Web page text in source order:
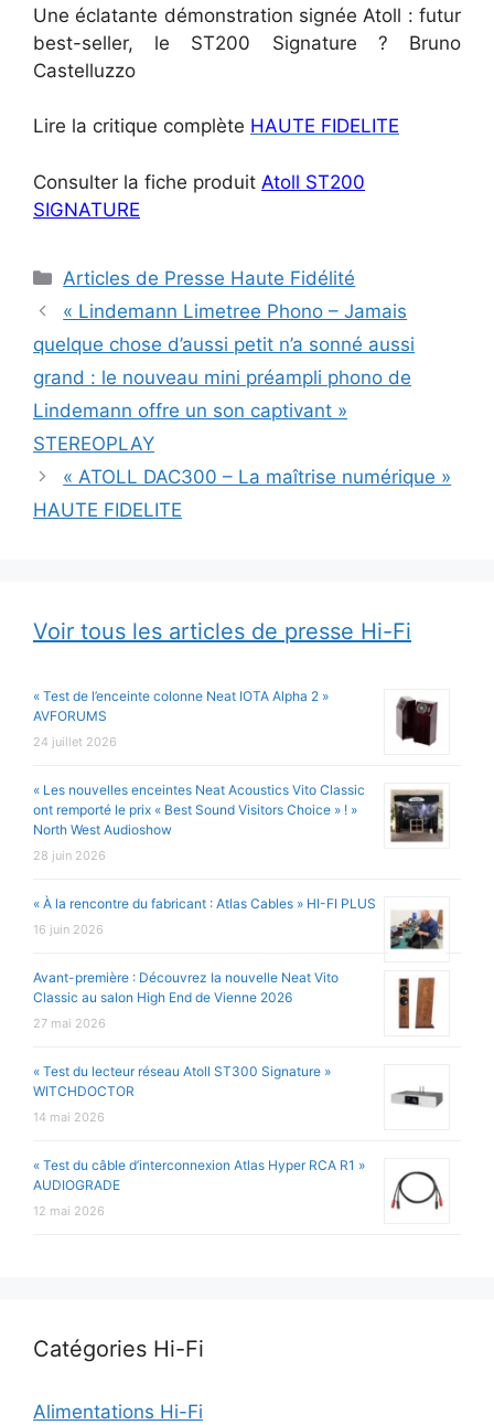
Une éclatante démonstration signée Atoll : futur
best-seller, le ST200 Signature ? Bruno
Castelluzzo
Lire la critique complète HAUTE FIDELITE
Consulter la fiche produit Atoll ST200
SIGNATURE
Catégories
Articles de Presse Haute Fidélité
« Lindemann Limetree Phono – Jamais
quelque chose d’aussi petit n’a sonné aussi
grand : le nouveau mini préampli phono de
Lindemann offre un son captivant »
STEREOPLAY
« ATOLL DAC300 – La maîtrise numérique »
HAUTE FIDELITE
Voir tous les articles de presse Hi-Fi
« Test de l’enceinte colonne Neat IOTA Alpha 2 »
AVFORUMS
24 juillet 2026
« Les nouvelles enceintes Neat Acoustics Vito Classic
ont remporté le prix « Best Sound Visitors Choice » ! »
North West Audioshow
28 juin 2026
« À la rencontre du fabricant : Atlas Cables » HI-FI PLUS
16 juin 2026
Avant-première : Découvrez la nouvelle Neat Vito
Classic au salon High End de Vienne 2026
27 mai 2026
« Test du lecteur réseau Atoll ST300 Signature »
WITCHDOCTOR
14 mai 2026
« Test du câble d’interconnexion Atlas Hyper RCA R1 »
AUDIOGRADE
12 mai 2026
Catégories Hi-Fi
Alimentations Hi-Fi